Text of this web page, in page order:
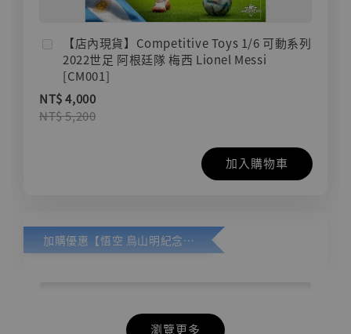
【店內現貨】Competitive Toys 1/6 可動系列
2022世足 阿根廷隊 梅西 Lionel Messi
[CM001]
NT$ 4,000
NT$ 5,200
加入購物車
加購優惠【悟空 鳥山明紀念款 [奇蹟工作室]】
瀏覽更多